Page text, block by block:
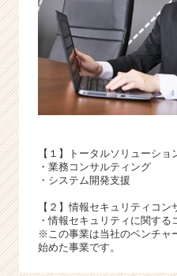
【１】トータルソリューシ
・業務コンサルティング
・システム開発支援
【２】情報セキュリティコ
・情報セキュリティに関す
※この事業は当社のベンチャ
始めた事業です。